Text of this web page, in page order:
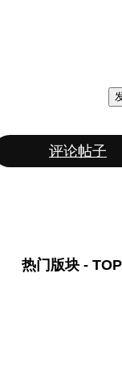
评论帖子
热门版块 -